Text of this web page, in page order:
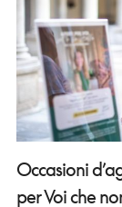
Occasioni
per Voi che